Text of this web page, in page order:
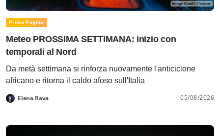
Prima Pagina
Meteo PROSSIMA SETTIMANA: inizio con
temporali al Nord
Da metà settimana si rinforza nuovamente l'anticiclone
africano e ritorna il caldo afoso sull'Italia
Elena Rava 05/08/2026